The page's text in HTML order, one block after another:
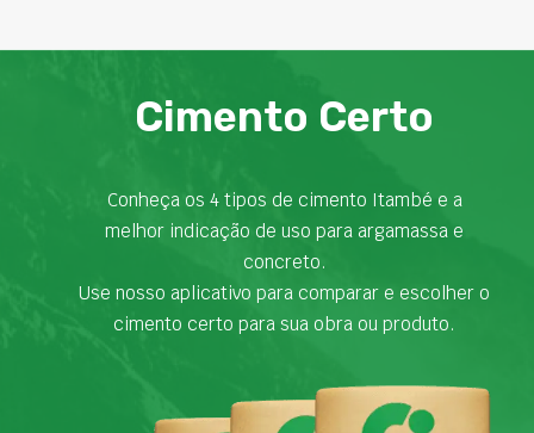
Cimento Certo
Conheça os 4 tipos de cimento Itambé e a
melhor indicação de uso para argamassa e
concreto.
Use nosso aplicativo para comparar e escolher o
cimento certo para sua obra ou produto.